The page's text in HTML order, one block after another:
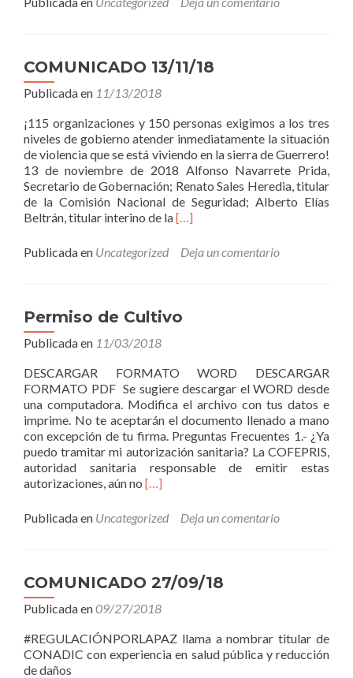
COMUNICADO 13/11/18
Publicada en 11/13/2018
¡115 organizaciones y 150 personas exigimos a los tres
niveles de gobierno atender inmediatamente la situación
de violencia que se está viviendo en la sierra de Guerrero!
13 de noviembre de 2018 Alfonso Navarrete Prida,
Secretario de Gobernación; Renato Sales Heredia, titular
de la Comisión Nacional de Seguridad; Alberto Elías
Beltrán, titular interino de laLeer
13/11/18
[…]
Publicada en Uncategorized Deja un comentario
Permiso de Cultivo
Publicada en 11/03/2018
DESCARGAR FORMATO WORD DESCARGAR
FORMATO PDF Se sugiere descargar el WORD desde
una computadora. Modifica el archivo con tus datos e
imprime. No te aceptarán el documento llenado a mano
con excepción de tu firma. Preguntas Frecuentes 1.- ¿Ya
puedo tramitar mi autorización sanitaria? La COFEPRIS,
autoridad sanitaria responsable de emitir estas
autorizaciones, aún no Leer
de
[…]
Publicada en Uncategorized Deja un comentario
COMUNICADO 27/09/18
Publicada en09/27/2018
#REGULACIÓNPORLAPAZ llama a nombrar titular de
CONADIC con experiencia en salud pública y reducción
de daños